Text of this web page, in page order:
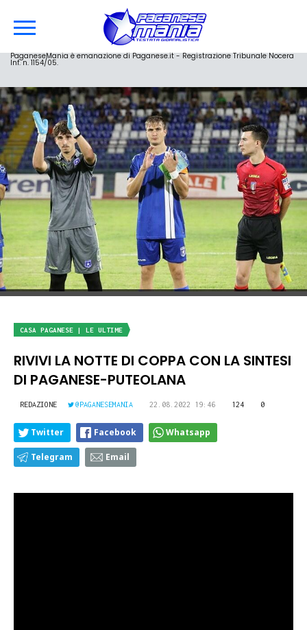
PaganeseMania è emanazione di Paganese.it - Registrazione Tribunale Nocera
Inf. n. 1154/05.
CASA PAGANESE | LE ULTIME
RIVIVI LA NOTTE DI COPPA CON LA SINTESI
DI PAGANESE-PUTEOLANA
REDAZIONE @PAGANESEMANIA 22.08.2022 19:46 124 0
Twitter Facebook Whatsapp
Telegram Email